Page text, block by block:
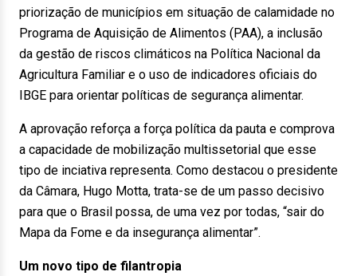
priorização de municípios em situação de calamidade no
Programa de Aquisição de Alimentos (PAA), a inclusão
da gestão de riscos climáticos na Política Nacional da
Agricultura Familiar e o uso de indicadores oficiais do
IBGE para orientar políticas de segurança alimentar.
A aprovação reforça a força política da pauta e comprova
a capacidade de mobilização multissetorial que esse
tipo de inciativa representa. Como destacou o presidente
da Câmara, Hugo Motta, trata-se de um passo decisivo
para que o Brasil possa, de uma vez por todas, “sair do
Mapa da Fome e da insegurança alimentar”.
Um novo tipo de filantropia